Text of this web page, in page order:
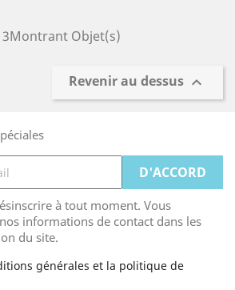
Objet(s)
Revenir au dessus 
à tout moment. Vous
informations de contact dans les
du site.
générales et la politique de